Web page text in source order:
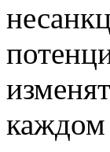
каждом